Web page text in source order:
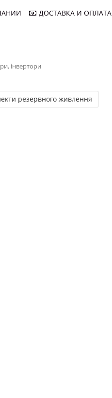
ДОСТАВКА И ОПЛАТА
інвертори
резервного живлення